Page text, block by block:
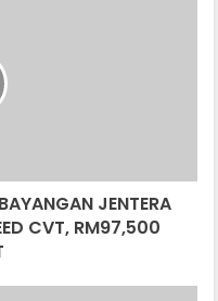
JENTERA
CVT, RM97,500